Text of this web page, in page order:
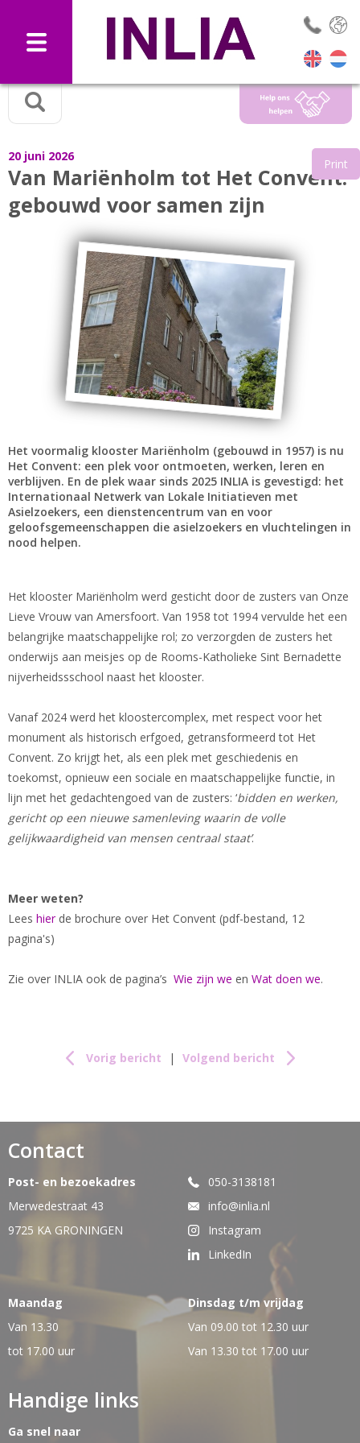
20 juni 2026
Van Mariënholm tot Het Convent:
gebouwd voor samen zijn
Print
Het voormalig klooster Mariënholm (gebouwd in 1957) is nu
Het Convent: een plek voor ontmoeten, werken, leren en
verblijven. En de plek waar sinds 2025 INLIA is gevestigd: het
Internationaal Netwerk van Lokale Initiatieven met
Asielzoekers, een dienstencentrum van en voor
geloofsgemeenschappen die asielzoekers en vluchtelingen in
nood helpen.
Het klooster Mariënholm werd gesticht door de zusters van Onze
Lieve Vrouw van Amersfoort. Van 1958 tot 1994 vervulde het een
belangrijke maatschappelijke rol; zo verzorgden de zusters het
onderwijs aan meisjes op de Rooms-Katholieke Sint Bernadette
nijverheidssschool naast het klooster.
Vanaf 2024 werd het kloostercomplex, met respect voor het
monument als historisch erfgoed, getransformeerd tot Het
Convent. Zo krijgt het, als een plek met geschiedenis en
toekomst, opnieuw een sociale en maatschappelijke functie, in
lijn met het gedachtengoed van de zusters: ‘bidden en werken,
gericht op een nieuwe samenleving waarin de volle
gelijkwaardigheid van mensen centraal staat’.
Meer weten?
Lees hierde brochure over Het Convent (pdf-bestand, 12
pagina's)
Zie over INLIA ook de pagina’s Wie zijn we en Wat doen we.
Vorig bericht | Volgend bericht
Contact
Post- en bezoekadres
Merwedestraat 43
9725 KA GRONINGEN
050-3138181
info@inlia.nl
Instagram
LinkedIn
Maandag
Van 13.30
tot 17.00 uur
Dinsdag t/m vrijdag
Van 09.00 tot 12.30 uur
Van 13.30 tot 17.00 uur
Handige links
Ga snel naar